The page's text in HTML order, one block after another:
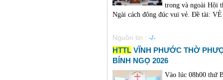
trong và ngoài Hội
Ngài cách đông đúc vui vẻ. Đề tài:
Nguồn tin : -/-
HTTL VĨNH PHƯỚC THỜ
BÍNH NGỌ 2026
Vào lúc 08h00 thứ